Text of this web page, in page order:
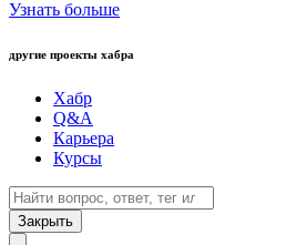
Узнать больше
другие проекты хабра
Хабр
Q&A
Карьера
Курсы
Закрыть